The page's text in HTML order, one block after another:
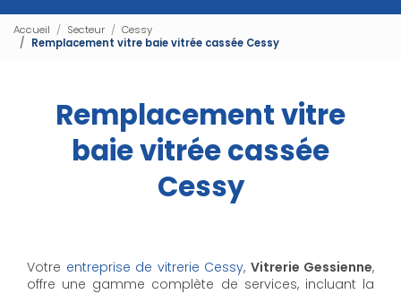
Accueil Secteur
Cessy
Remplacement vitre baie vitrée cassée Cessy
Remplacement vitre
baie vitrée cassée
Cessy
Votre entreprise de vitrerie Cessy, Vitrerie Gessienne,
offre une gamme complète de services, incluant la